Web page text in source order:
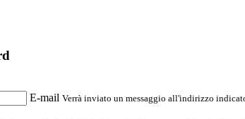
E-mail Verrà inviato un messaggio all'indirizzo